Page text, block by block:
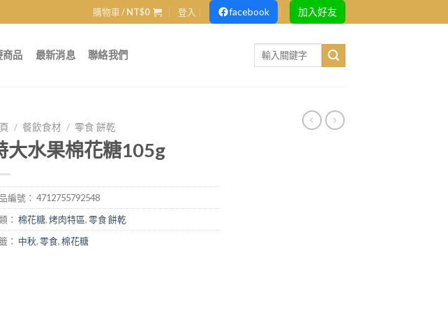
購物車 /NT$0 登入 facebook 加入好友
商品 最新消息 聯絡我們
Search
for:
/ 餐飲食材 / 零食 餅乾
大水果棉花糖105g
編號： 4712755792548
： 棉花糖,烤肉特區,零食 餅乾
： 中秋,零食,棉花糖